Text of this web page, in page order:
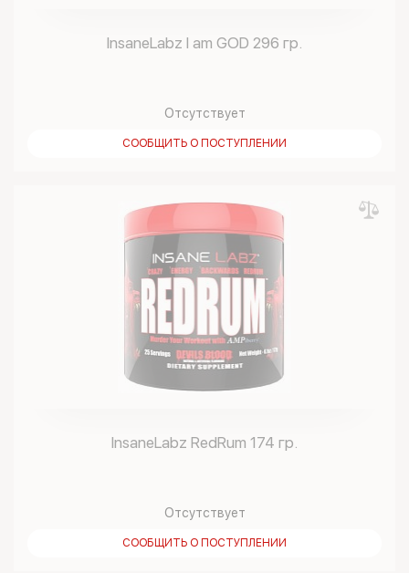
InsaneLabz I am GOD 296 гр.
Отсутствует
СООБЩИТЬ О ПОСТУПЛЕНИИ
InsaneLabz RedRum 174 гр.
Отсутствует
СООБЩИТЬ О ПОСТУПЛЕНИИ